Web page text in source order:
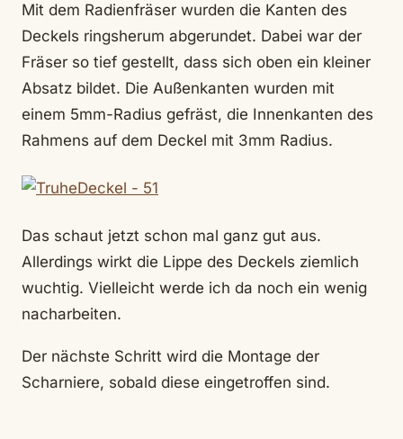
Mit dem Radienfräser wurden die Kanten des
Deckels ringsherum abgerundet. Dabei war der
Fräser so tief gestellt, dass sich oben ein kleiner
Absatz bildet. Die Außenkanten wurden mit
einem 5mm-Radius gefräst, die Innenkanten des
Rahmens auf dem Deckel mit 3mm Radius.
Das schaut jetzt schon mal ganz gut aus.
Allerdings wirkt die Lippe des Deckels ziemlich
wuchtig. Vielleicht werde ich da noch ein wenig
nacharbeiten.
Der nächste Schritt wird die Montage der
Scharniere, sobald diese eingetroffen sind.